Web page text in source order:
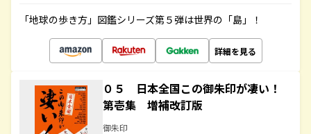
「地球の歩き方」図鑑シリーズ第５弾は世界の「島」！
詳細を見る
０５ 日本全国この御朱印が凄い！
第壱集 増補改訂版
御朱印